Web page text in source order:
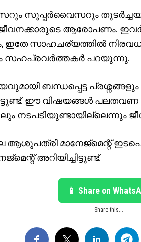
സൂപ്പർവൈസറും
ജീവനക്കാരുടെ ആരോപണം.
ഇതേ സാഹചര്യത്തിൽ
സഹപ്രവർത്തകർ പറയുന്നു.
ബന്ധപ്പെട്ട പ്രശ്നങ്ങളും
ഈ വിഷയങ്ങൾ പലതവണ
നടപടിയുണ്ടായില്ലെന്നും
ആശുപത്രി മാനേജ്മെന്റ്
അറിയിച്ചിട്ടുണ്ട്.
📱 Share on
Share this...